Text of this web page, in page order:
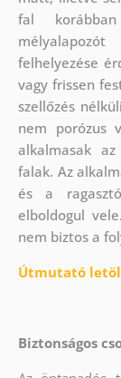
fal
felhelyezése
vagy frissen
szellőzés
nem porózus
alkalmasak
falak. Az
és a
elboldogul
nem biztos a
Útmutató
Biztonságos